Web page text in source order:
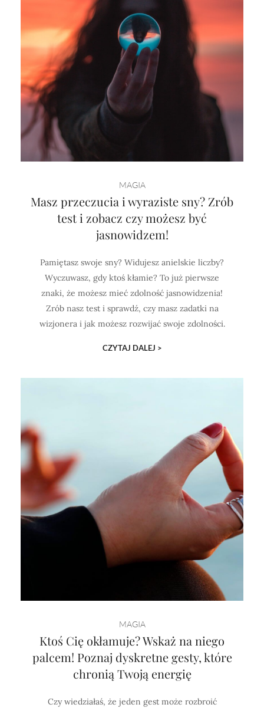
MAGIA
Masz przeczucia i wyraziste sny? Zrób
test i zobacz czy możesz być
jasnowidzem!
Pamiętasz swoje sny? Widujesz anielskie liczby?
Wyczuwasz, gdy ktoś kłamie? To już pierwsze
znaki, że możesz mieć zdolność jasnowidzenia!
Zrób nasz test i sprawdź, czy masz zadatki na
wizjonera i jak możesz rozwijać swoje zdolności.
CZYTAJ DALEJ >
MAGIA
Ktoś Cię okłamuje? Wskaż na niego
palcem! Poznaj dyskretne gesty, które
chronią Twoją energię
Czy wiedziałaś, że jeden gest może rozbroić